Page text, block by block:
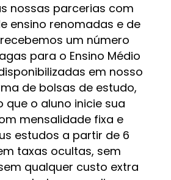
nossas parcerias com
ensino renomadas e de
um número
para o Ensino Médio
em nosso
de bolsas de estudo,
que o aluno inicie sua
mensalidade fixa e
estudos a partir de 6
taxas ocultas, sem
qualquer custo extra